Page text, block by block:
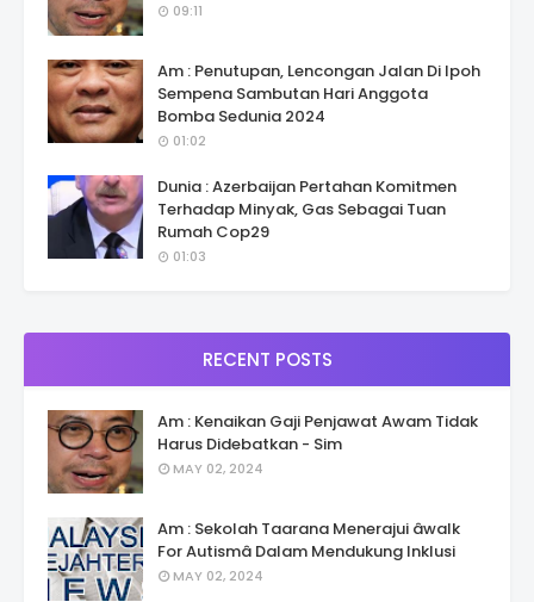
09:11
Am : Penutupan, Lencongan Jalan Di Ipoh
Sempena Sambutan Hari Anggota
Bomba Sedunia 2024
01:02
Dunia : Azerbaijan Pertahan Komitmen
Terhadap Minyak, Gas Sebagai Tuan
Rumah Cop29
01:03
RECENT POSTS
Am : Kenaikan Gaji Penjawat Awam Tidak
Harus Didebatkan - Sim
MAY 02, 2024
Am : Sekolah Taarana Menerajui âwalk
For Autismâ Dalam Mendukung Inklusi
MAY 02, 2024